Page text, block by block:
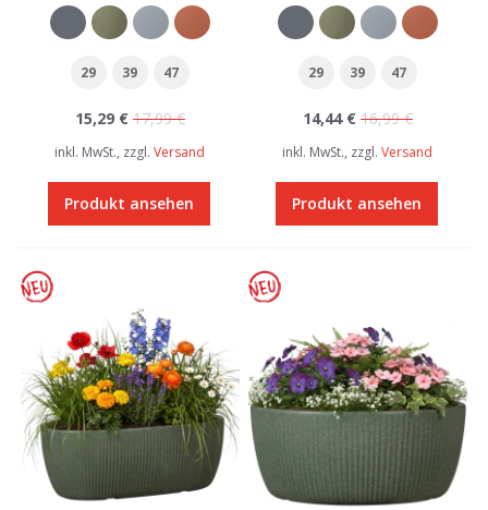
29 39 47
15,29 € 17,99 €
inkl. MwSt., zzgl.Versand
Produkt ansehen
29 39 47
14,44 € 16,99 €
inkl. MwSt., zzgl.Versand
Produkt ansehen